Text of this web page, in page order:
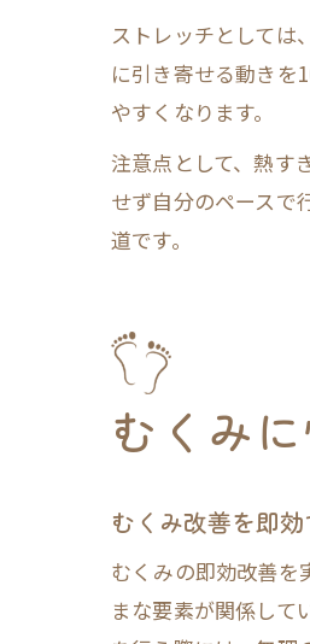
ストレッチとしては
に引き寄せる動きを
やすくなります。
注意点として、熱す
せず自分のペースで
道です。
むくみ
むくみ改善を即
むくみの即効改善を
まな要素が関係して